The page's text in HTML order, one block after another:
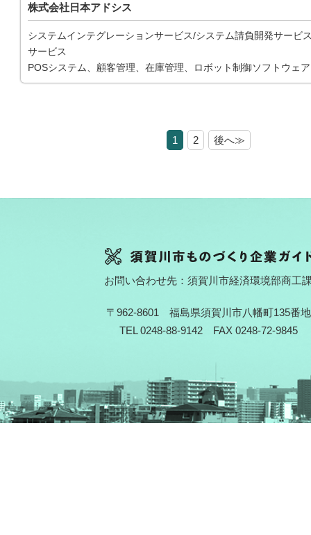
株式会社日本アドシス
システムインテグレーションサービス/システム請負開発サービ
サービス
POSシステム、顧客管理、在庫管理、ロボット制御ソフトウェア
1 2 後へ≫
お問い合わせ先：須賀川市経済環境部商工
〒962-8601 福島県須賀川市八幡町135番地
TEL 0248-88-9142 FAX 0248-72-9845